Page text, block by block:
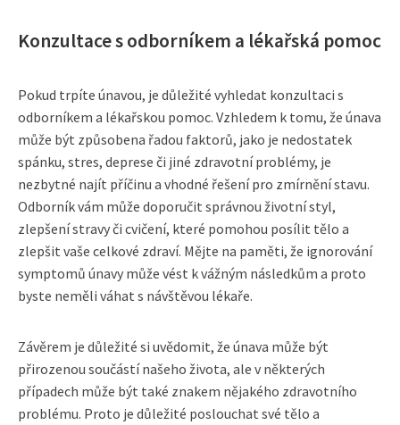
Konzultace s odborníkem a lékařská pomoc
Pokud trpíte únavou, je důležité vyhledat konzultaci s
odborníkem a lékařskou pomoc. Vzhledem k tomu, že únava
může být způsobena řadou faktorů, jako je nedostatek
spánku, stres, deprese či jiné zdravotní problémy, je
nezbytné najít příčinu a vhodné řešení pro zmírnění stavu.
Odborník vám může doporučit správnou životní styl,
zlepšení stravy či cvičení, které pomohou posílit tělo a
zlepšit vaše celkové zdraví. Mějte na paměti, že ignorování
symptomů únavy může vést k vážným následkům a proto
byste neměli váhat s návštěvou lékaře.
Závěrem je důležité si uvědomit, že únava může být
přirozenou součástí našeho života, ale v některých
případech může být také znakem nějakého zdravotního
problému. Proto je důležité poslouchat své tělo a